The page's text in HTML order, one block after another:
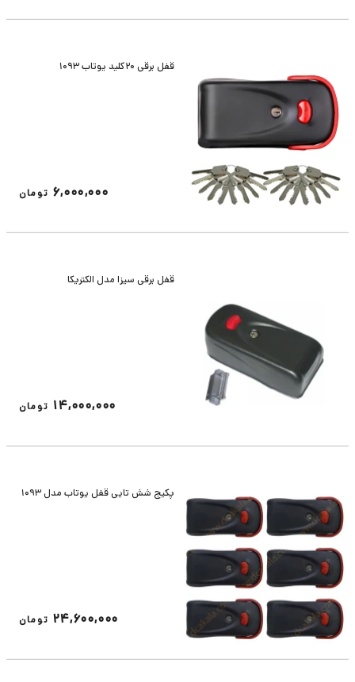
قفل برقی 20کلید یوتاب 1093
6,000,000 تومان
قفل برقی سیزا مدل الکتریکا
14,000,000 تومان
پکیج شش تایی قفل یوتاب مدل 1093
24,600,000 تومان